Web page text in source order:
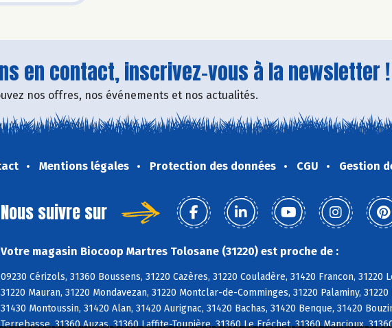
en contact, inscrivez-vous à la newsletter !
nos offres, nos événements et nos actualités.
Mentions légales Protection des données CGU Gestion
Nous suivre sur
Votre magasin Biocoop Martres Tolosane (31220) est proche de :
09230 Cérizols, 31360 Boussens, 31220 Cazères, 31220 Couladère, 31420 Francon,
31220 Mauran, 31220 Mondavezan, 31220 Montclar-de-Comminges, 31220 Palaminy,
31430 Montoussin, 31420 Alan, 31420 Aurignac, 31420 Bachas, 31420 Benque, 31420
Terrebasse, 31360 Auzas, 31360 Laffite-Toupière, 31360 Le Fréchet, 31360 Mancioux,